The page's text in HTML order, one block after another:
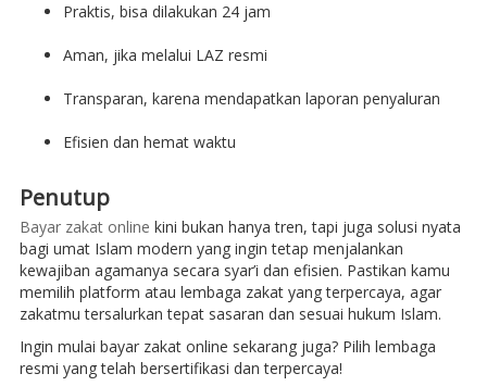
Praktis, bisa dilakukan 24 jam
Aman, jika melalui LAZ resmi
Transparan, karena mendapatkan laporan penyaluran
Efisien dan hemat waktu
Penutup
Bayar zakat online kini bukan hanya tren, tapi juga solusi nyata
bagi umat Islam modern yang ingin tetap menjalankan
kewajiban agamanya secara syar’i dan efisien. Pastikan kamu
memilih platform atau lembaga zakat yang terpercaya, agar
zakatmu tersalurkan tepat sasaran dan sesuai hukum Islam.
Ingin mulai bayar zakat online sekarang juga? Pilih lembaga
resmi yang telah bersertifikasi dan terpercaya!